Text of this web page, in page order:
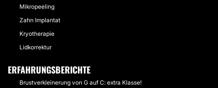
Mikropeeling
Zahn Implantat
Kryotherapie
Lidkorrektur
ERFAHRUNGSBERICHTE
Brustverkleinerung von G auf C: extra Klasse!